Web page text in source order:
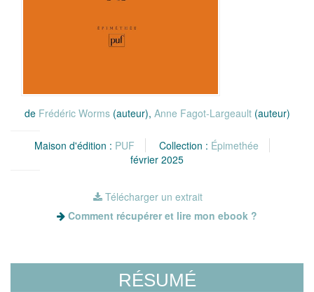
de Frédéric Worms(auteur), Anne Fagot-Largeault(auteur)
Maison d'édition : PUF Collection : Épimethée
février 2025
Télécharger un extrait
Comment récupérer et lire mon ebook ?
RÉSUMÉ